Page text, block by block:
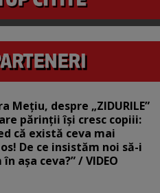
Mețiu, despre „ZIDURILE”
părinții își cresc copiii:
că există ceva mai
De ce insistăm noi să-i
așa ceva?” / VIDEO